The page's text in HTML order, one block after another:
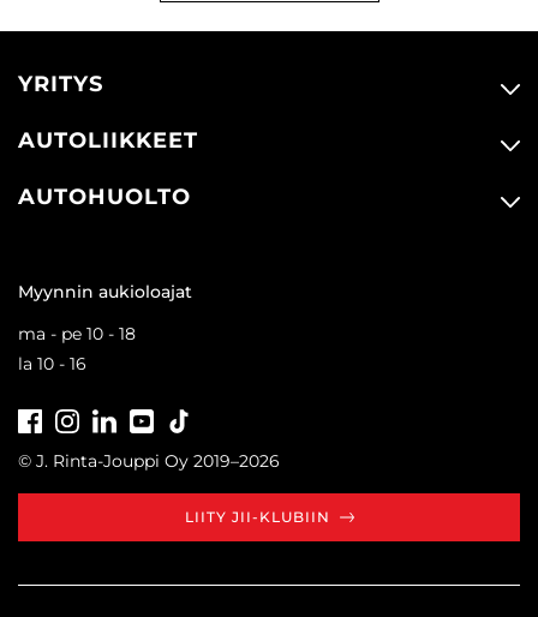
YRITYS
AUTOLIIKKEET
AUTOHUOLTO
Myynnin aukioloajat
ma - pe 10 - 18
la 10 - 16
FacebookInstagramLinkedInYoutube
© J. Rinta-Jouppi Oy 2019–2026
LIITY JII-KLUBIIN